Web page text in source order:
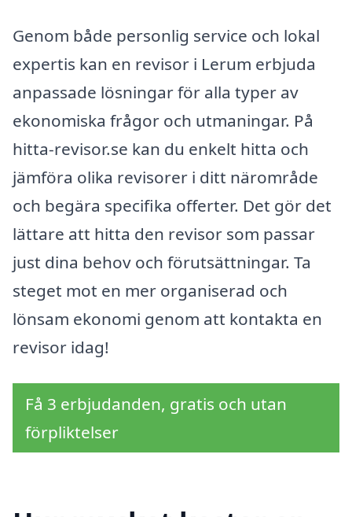
Genom både personlig service och lokal
expertis kan en revisor i Lerum erbjuda
anpassade lösningar för alla typer av
ekonomiska frågor och utmaningar. På
hitta-revisor.se kan du enkelt hitta och
jämföra olika revisorer i ditt närområde
och begära specifika offerter. Det gör det
lättare att hitta den revisor som passar
just dina behov och förutsättningar. Ta
steget mot en mer organiserad och
lönsam ekonomi genom att kontakta en
revisor idag!
Få 3 erbjudanden, gratis och utan
förpliktelser